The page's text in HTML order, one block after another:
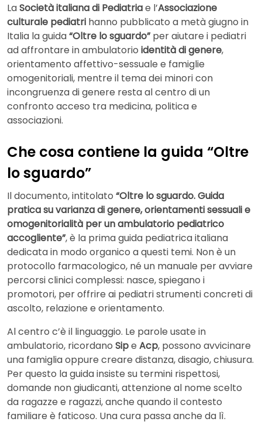
LaSocietà italiana di Pediatriae l’Associazione
culturale pediatri hanno pubblicato a metà giugno in
Italia la guida“Oltre lo sguardo”per aiutare i pediatri
ad affrontare in ambulatorio identità di genere,
orientamento affettivo-sessuale e famiglie
omogenitoriali, mentre il tema dei minori con
incongruenza di genere resta al centro di un
confronto acceso tra medicina, politica e
associazioni.
Che cosa contiene la guida “Oltre
lo sguardo”
Il documento, intitolato “Oltre lo sguardo. Guida
pratica su varianza di genere, orientamenti sessuali e
omogenitorialità per un ambulatorio pediatrico
accogliente”, è la prima guida pediatrica italiana
dedicata in modo organico a questi temi. Non è un
protocollo farmacologico, né un manuale per avviare
percorsi clinici complessi: nasce, spiegano i
promotori, per offrire ai pediatri strumenti concreti di
ascolto, relazione e orientamento.
Al centro c’è il linguaggio. Le parole usate in
ambulatorio, ricordano Sipe Acp, possono avvicinare
una famiglia oppure creare distanza, disagio, chiusura.
Per questo la guida insiste su termini rispettosi,
domande non giudicanti, attenzione al nome scelto
da ragazze e ragazzi, anche quando il contesto
familiare è faticoso. Una cura passa anche da lì.